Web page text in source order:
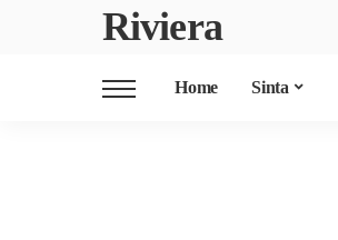
Riviera
Home Sinta